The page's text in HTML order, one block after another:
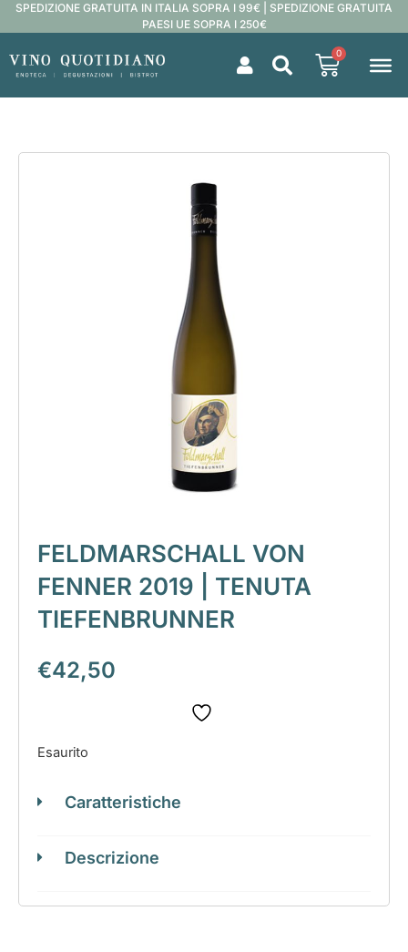
SPEDIZIONE GRATUITA IN ITALIA SOPRA I 99€ | SPEDIZIONE GRATUITA
PAESI UE SOPRA I 250€
0
FELDMARSCHALL VON
FENNER 2019 | TENUTA
TIEFENBRUNNER
€42,50
Esaurito
Caratteristiche
Descrizione